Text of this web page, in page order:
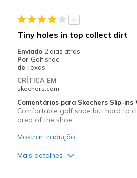
4
Tiny holes in top collect dirt
Enviado 2 dias atrás
Por Golf shoe
de Texas
CRÍTICA EM
skechers.com
Comentários para Skechers Slip-ins
Comfortable golf shoe but hard to
area of the shoe.
Mostrar tradução
Mais detalhes